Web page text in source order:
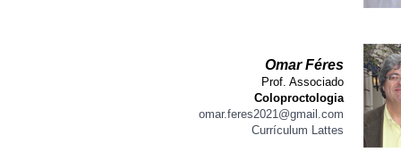
Omar Féres
Prof. Associado
Coloproctologia
omar.feres2021@gmail.com
Currículum Lattes